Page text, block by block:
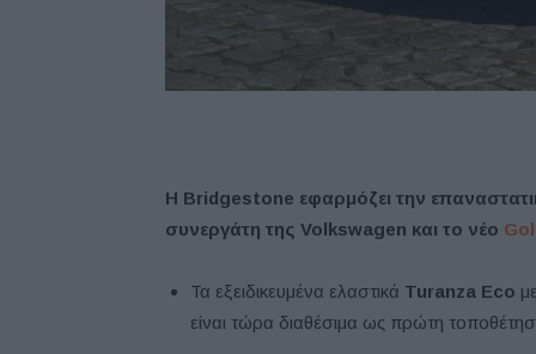
Η Bridgestone εφαρμόζει την
συνεργάτη της Volkswagen και το νέο
Τα εξειδικευμένα ελαστικά Turanza Eco
είναι τώρα διαθέσιμα ως πρώτη